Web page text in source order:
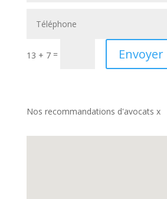
13 + 7= Envoyer
Nos recommandations d'avocats x